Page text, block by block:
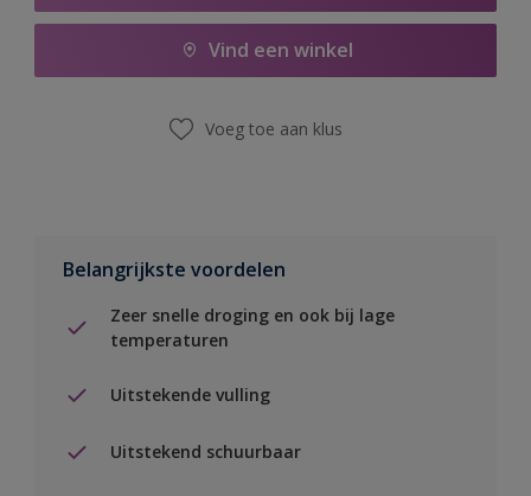
Vind een winkel
Voeg toe aan klus
Belangrijkste voordelen
Zeer snelle droging en ook bij lage
temperaturen
Uitstekende vulling
Uitstekend schuurbaar